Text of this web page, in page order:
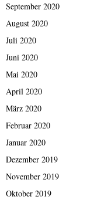
September 2020
August 2020
Juli 2020
Juni 2020
Mai 2020
April 2020
März 2020
Februar 2020
Januar 2020
Dezember 2019
November 2019
Oktober 2019